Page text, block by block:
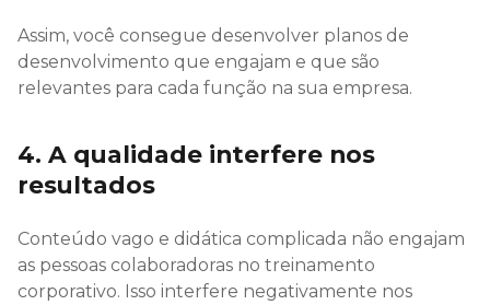
Assim, você consegue desenvolver planos de
desenvolvimento que engajam e que são
relevantes para cada função na sua empresa.
4. A qualidade interfere nos
resultados
Conteúdo vago e didática complicada não engajam
as pessoas colaboradoras no treinamento
corporativo. Isso interfere negativamente nos